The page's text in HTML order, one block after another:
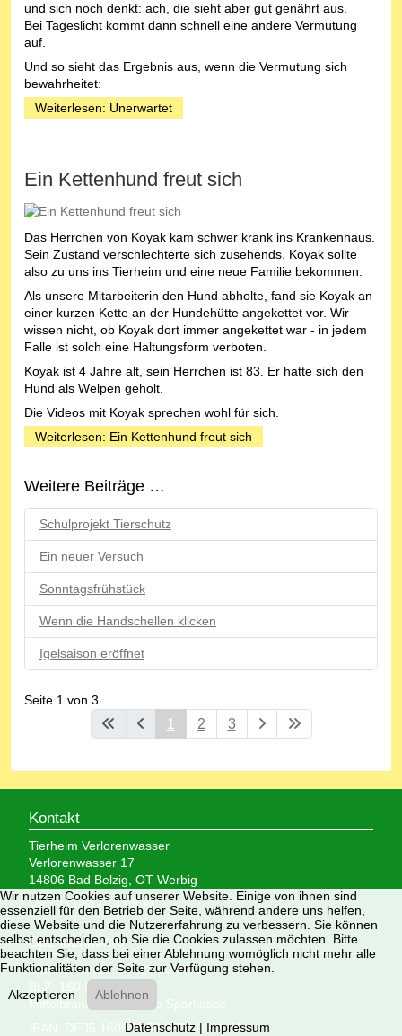
und sich noch denkt: ach, die sieht aber gut genährt aus.
Bei Tageslicht kommt dann schnell eine andere Vermutung
auf.
Und so sieht das Ergebnis aus, wenn die Vermutung sich
bewahrheitet:
Weiterlesen: Unerwartet
Ein Kettenhund freut sich
Das Herrchen von Koyak kam schwer krank ins Krankenhaus.
Sein Zustand verschlechterte sich zusehends. Koyak sollte
also zu uns ins Tierheim und eine neue Familie bekommen.
Als unsere Mitarbeiterin den Hund abholte, fand sie Koyak an
einer kurzen Kette an der Hundehütte angekettet vor. Wir
wissen nicht, ob Koyak dort immer angekettet war - in jedem
Falle ist solch eine Haltungsform verboten.
Koyak ist 4 Jahre alt, sein Herrchen ist 83. Er hatte sich den
Hund als Welpen geholt.
Die Videos mit Koyak sprechen wohl für sich.
Weiterlesen: Ein Kettenhund freut sich
Weitere Beiträge …
Schulprojekt Tierschutz
Ein neuer Versuch
Sonntagsfrühstück
Wenn die Handschellen klicken
Igelsaison eröffnet
Seite 1 von 3
1 2 3
Kontakt
Tierheim Verlorenwasser
Verlorenwasser 17
14806 Bad Belzig, OT Werbig
Tel.: 033 847 - 41 890
Spendenkonto
Spendenkonto: 35 27 00 34 00
BLZ: 160 500 00
Mittelbrandenburgische Sparkasse
IBAN: DE05 1605 0000 3527 0034 00
Wir nutzen Cookies auf unserer Website. Einige von ihnen sind
essenziell für den Betrieb der Seite, während andere uns helfen,
diese Website und die Nutzererfahrung zu verbessern. Sie können
selbst entscheiden, ob Sie die Cookies zulassen möchten. Bitte
beachten Sie, dass bei einer Ablehnung womöglich nicht mehr alle
Funktionalitäten der Seite zur Verfügung stehen.
Akzeptieren
Ablehnen
Datenschutz|Impressum